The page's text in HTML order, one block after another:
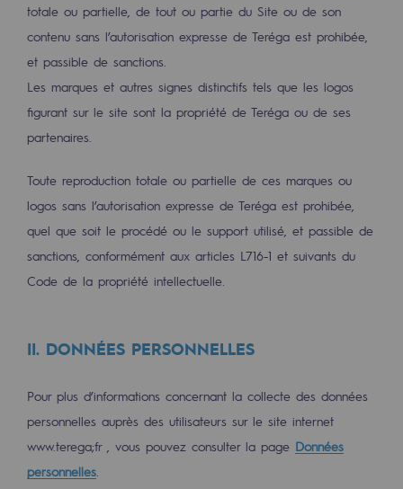
Le Labo
Acteur engagé
Acteur engagé
Ambition RSE
Responsabilité environnementale
Responsabilité environnementale
BE POSITIF, le programme de
Décarbonation : une priorité
Gestion de l'énergie
Préservation de la biodiversité
Gestion des impacts
Responsabilité sociale et territoriale
totale ou partielle, de tout ou partie du Site ou de son
contenu sans l’autorisation expresse de Teréga est prohibée,
et passible de sanctions.
Les marques et autres signes distinctifs tels que les logos
figurant sur le site sont la propriété de Teréga ou de ses
partenaires.
Toute reproduction totale ou partielle de ces marques ou
logos sans l’autorisation expresse de Teréga est prohibée,
quel que soit le procédé ou le support utilisé, et passible de
sanctions, conformément aux articles L716-1 et suivants du
Code de la propriété intellectuelle.
II. DONNÉES PERSONNELLES
Pour plus d’informations concernant la collecte des données
personnelles auprès des utilisateurs sur le site internet
www.terega;fr , vous pouvez consulter la page Données
personnelles